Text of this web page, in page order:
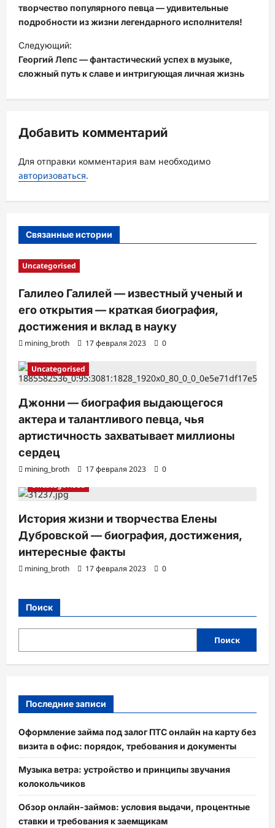
в
и
г
а
я
з
а
п
и
творчество популярного певца — удивительные
подробности из жизни легендарного исполнителя!
Следующий:
Георгий Лепс — фантастический успех в музыке,
сложный путь к славе и интригующая личная жизнь
Добавить комментарий
Для отправки комментария вам необходимо
авторизоваться.
Связанные истории
Uncategorised
Галилео Галилей — известный ученый и
его открытия — краткая биография,
достижения и вклад в науку
mining_broth 17 февраля 2023 0
Uncategorised
Джонни — биография выдающегося
актера и талантливого певца, чья
артистичность захватывает миллионы
сердец
mining_broth 17 февраля 2023
0
Uncategorised
История жизни и творчества Елены
Дубровской — биография, достижения,
интересные факты
mining_broth 17 февраля 2023 0
Поиск
Поиск
Последние записи
Оформление займа под залог ПТС онлайн на карту без
визита в офис: порядок, требования и документы
Музыка ветра: устройство и принципы звучания
колокольчиков
Обзор онлайн-займов: условия выдачи, процентные
ставки и требования к заемщикам